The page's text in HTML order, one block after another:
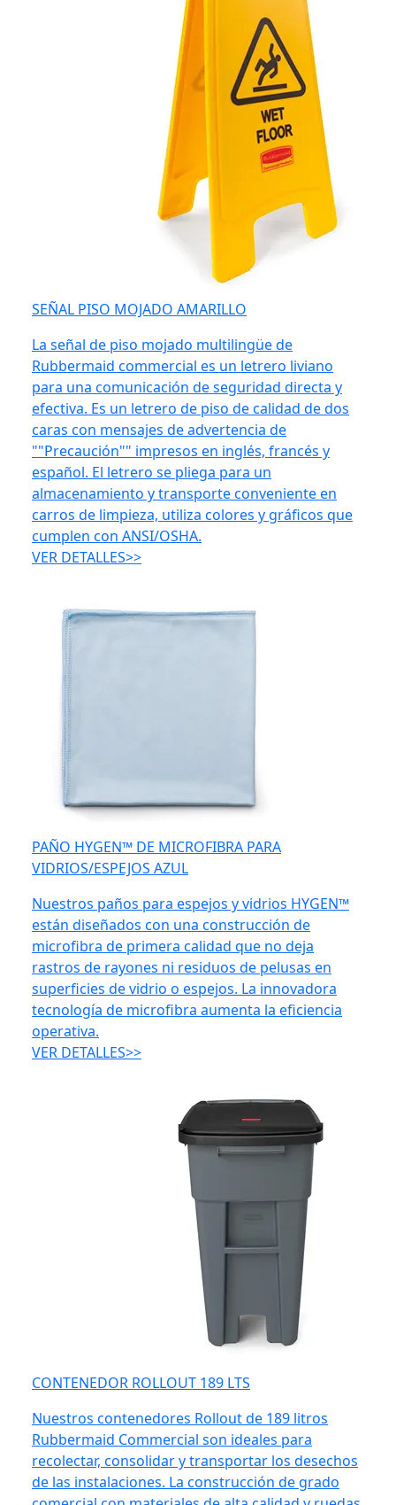
SEÑAL PISO MOJADO AMARILLO
La señal de piso mojado multilingüe de
Rubbermaid commercial es un letrero liviano
para una comunicación de seguridad directa y
efectiva. Es un letrero de piso de calidad de dos
caras con mensajes de advertencia de
""Precaución"" impresos en inglés, francés y
español. El letrero se pliega para un
almacenamiento y transporte conveniente en
carros de limpieza, utiliza colores y gráficos que
cumplen con ANSI/OSHA.
VER DETALLES>>
PAÑO HYGEN™ DE MICROFIBRA PARA
VIDRIOS/ESPEJOS AZUL
Nuestros paños para espejos y vidrios HYGEN™
están diseñados con una construcción de
microfibra de primera calidad que no deja
rastros de rayones ni residuos de pelusas en
superficies de vidrio o espejos. La innovadora
tecnología de microfibra aumenta la eficiencia
operativa.
VER DETALLES>>
CONTENEDOR ROLLOUT 189 LTS
Nuestros contenedores Rollout de 189 litros
Rubbermaid Commercial son ideales para
recolectar, consolidar y transportar los desechos
de las instalaciones. La construcción de grado